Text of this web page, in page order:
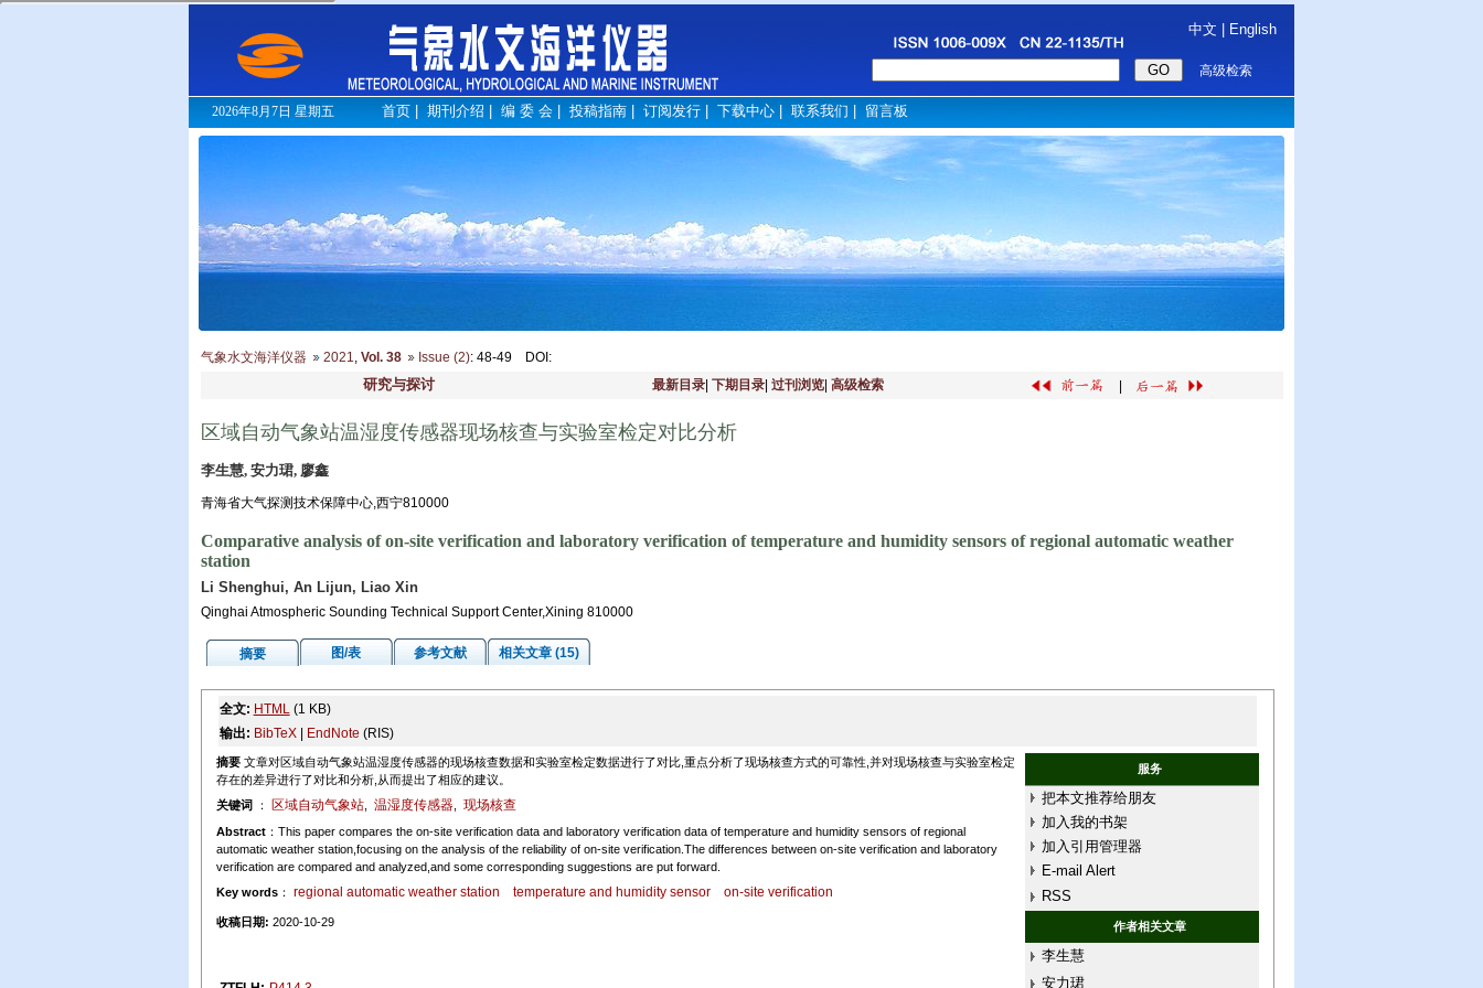
中文 English
高级检索
2026年8月7日 星期五 首页 期刊介绍 编 委 会 投稿指南 订阅发行 下载中心 联系我们 留言板
气象水文海洋仪器 2021, Vol. 38 Issue (2): 48-49 DOI :
研究与探讨 最新目录 下期目录 过刊浏览 高级检索
区域自动气象站温湿度传感器现场核查与实验室检定对比分析
李生慧, 安力珺, 廖鑫
青海省大气探测技术保障中心,西宁810000
Comparative analysis of on-site verification and laboratory verification of temperature and humidity sensors of regional automatic weather
station
Li Shenghui, An Lijun, Liao Xin
Qinghai Atmospheric Sounding Technical Support Center,Xining 810000
摘要 图/表 参考文献 相关文章 (15)
全文: HTML(1 KB)
输出: BibTeX| EndNote (RIS)
摘要文章对区域自动气象站温湿度传感器的现场核查数据和实验室检定数据进行了对比,重点分析了现场核查方式的可靠性,并对现场核查与实验室检定
存在的差异进行了对比和分析,从而提出了相应的建议。
服务
把本文推荐给朋友
加入我的书架
加入引用管理器
E-mail Alert
RSS
作者相关文章
李生慧
安力珺
关键词 ： 区域自动气象站, 温湿度传感器, 现场核查
Abstract：This paper compares the on-site verification data and laboratory verification data of temperature and humidity sensors of regional
automatic weather station,focusing on the analysis of the reliability of on-site verification.The differences between on-site verification and laboratory
verification are compared and analyzed,and some corresponding suggestions are put forward.
Key words： regional automatic weather station temperature and humidity sensor on-site verification
收稿日期: 2020-10-29